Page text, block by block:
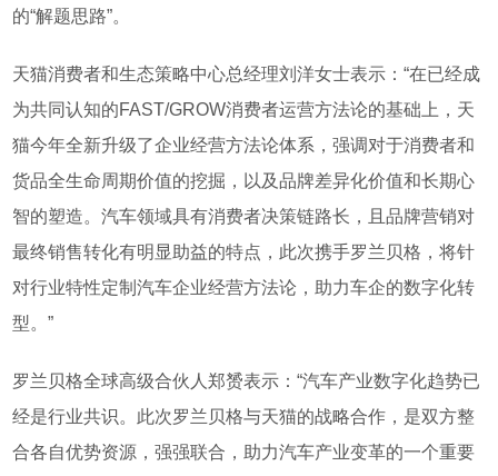
的“解题思路”。
天猫消费者和生态策略中心总经理刘洋女士表示：“在已经成
为共同认知的FAST/GROW消费者运营方法论的基础上，天
猫今年全新升级了企业经营方法论体系，强调对于消费者和
货品全生命周期价值的挖掘，以及品牌差异化价值和长期心
智的塑造。汽车领域具有消费者决策链路长，且品牌营销对
最终销售转化有明显助益的特点，此次携手罗兰贝格，将针
对行业特性定制汽车企业经营方法论，助力车企的数字化转
型。”
罗兰贝格全球高级合伙人郑赟表示：“汽车产业数字化趋势已
经是行业共识。此次罗兰贝格与天猫的战略合作，是双方整
合各自优势资源，强强联合，助力汽车产业变革的一个重要